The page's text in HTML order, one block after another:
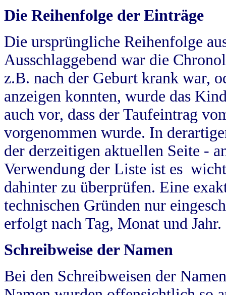
Die Reihenfolge der Einträge
Die ursprüngliche Reihenfolge
Ausschlaggebend war die
z.B. nach der Geburt krank war,
anzeigen konnten, wurde das
auch vor, dass der Taufeintrag
vorgenommen wurde. In
der derzeitigen aktuellen Seite -
Verwendung der Liste ist es
dahinter zu überprüfen. Eine
technischen Gründen nur
erfolgt nach Tag, Monat und Jahr.
Schreibweise der Namen
Bei den Schreibweisen der